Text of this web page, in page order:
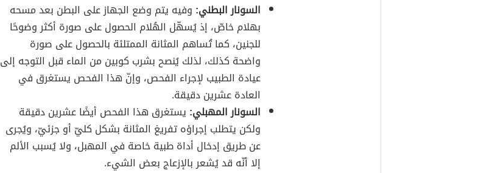
السونار البطني: وفيه يتم وضع الجهاز على البطن بعد مسحه
بهلام خاصّ، إذ يُسهّل الهُلام الحصول على صورة أكثر وضوحًا
للجنين، كما تُساهم المثانة الممتلئة بالحصول على صورة
واضحة كذلك، لذلك يُنصح بشرب كوبين من الماء قبل التوجه إلى
عيادة الطبيب لإجراء الفحص، وإنّ هذا الفحص يستغرق في
العادة عشرين دقيقة.
السونار المهبلي: يستغرق هذا الفحص أيضًا عشرين دقيقة
ولكن يتطلب إجراؤه تفريغ المثانة بشكل كليّ أو جزئيّ، ويُجرى
عن طريق إدخال أداة طبية خاصة في المهبل، ولا يُسبب الألم
إلا أنّه قد يُشعر بالإزعاج بعض الشيء.